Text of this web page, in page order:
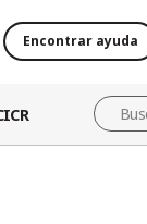
Encontrar ayuda